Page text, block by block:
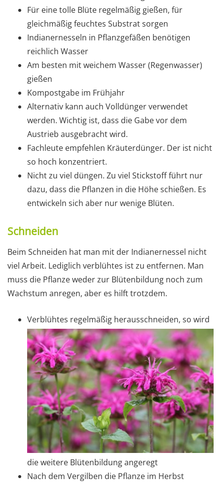
Für eine tolle Blüte regelmäßig gießen, für
gleichmäßig feuchtes Substrat sorgen
Indianernesseln in Pflanzgefäßen benötigen
reichlich Wasser
Am besten mit weichem Wasser (Regenwasser)
gießen
Kompostgabe im Frühjahr
Alternativ kann auch Volldünger verwendet
werden. Wichtig ist, dass die Gabe vor dem
Austrieb ausgebracht wird.
Fachleute empfehlen Kräuterdünger. Der ist nicht
so hoch konzentriert.
Nicht zu viel düngen. Zu viel Stickstoff führt nur
dazu, dass die Pflanzen in die Höhe schießen. Es
entwickeln sich aber nur wenige Blüten.
Schneiden
Beim Schneiden hat man mit der Indianernessel nicht
viel Arbeit. Lediglich verblühtes ist zu entfernen. Man
muss die Pflanze weder zur Blütenbildung noch zum
Wachstum anregen, aber es hilft trotzdem.
Verblühtes regelmäßig herausschneiden, so wird
die weitere Blütenbildung angeregt
Nach dem Vergilben die Pflanze im Herbst